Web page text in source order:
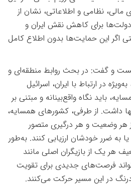
نظامی و اطلاعاتی، نشان از
دولت‌ها برای کاهش نقش ایران و
اگر این حمایت‌ها بدون اطلاع کامل
و گفت: در بحث روابط منطقه‌ای و
در ارتباط با ایران، اسرائیل
باید نگاه واقع‌بینانه و مبتنی بر
داشت. از طرفی، کشورهای همسایه،
هر وضعیت و هر درگیری متصور
به ضرر خودشان ارزیابی کنند. به‌طور
هر یک از بازیگران اصلی مانند
فرصت‌های جدیدی برای تقویت
در این مسیر حرکت می‌کنند.